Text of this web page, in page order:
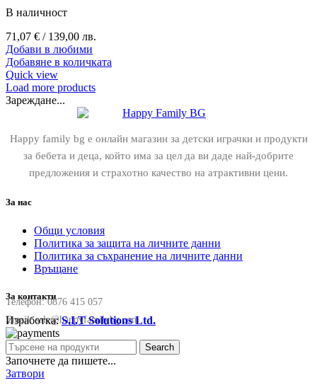
В наличност
71,07 € / 139,00 лв.
Добави в любими
Добавяне в количката
Quick view
Load more products
Зареждане...
Happy family bg е онлайн магазин за детски играчки и продукти
за бебета и деца, който има за цел да ви даде най-добрите
предложения и страхотно качество на атрактивни цени.
За нас
Общи условия
Политика за защита на личните данни
Политика за съхранение на личните данни
Връщане
За контакти
Телефон:0876 415 057
Email:sale@happyfamilybg.com
Изработка:S.I.T Solutions Ltd.
Search
Започнете да пишете...
Затвори